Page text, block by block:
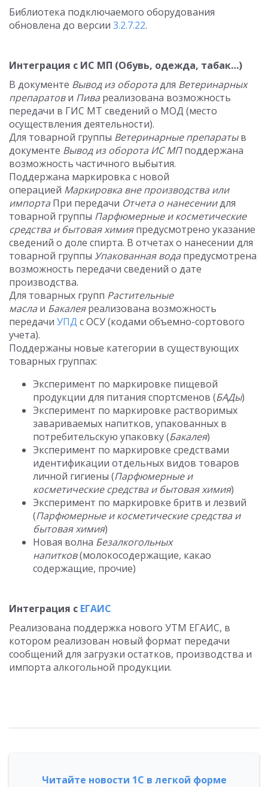
Библиотека подключаемого оборудования
обновлена до версии 3.2.7.22.
Интеграция с ИС МП (Обувь, одежда, табак…)
В документе Вывод из оборотадля Ветеринарных
препаратови Пива реализована возможность
передачи в ГИС МТ сведений о МОД (место
осуществления деятельности).
Для товарной группы Ветеринарные препаратыв
документе Вывод из оборота ИС МПподдержана
возможность частичного выбытия.
Поддержана маркировка с новой
операцией Маркировка вне производства или
импорта При передачи Отчета о нанесениидля
товарной группы Парфюмерные и косметические
средства и бытовая химияпредусмотрено указание
сведений о доле спирта. В отчетах о нанесении для
товарной группы Упакованная вода предусмотрена
возможность передачи сведений о дате
производства.
Для товарных групп Растительные
масла и Бакалеяреализована возможность
передачи УПД с ОСУ (кодами объемно-сортового
учета).
Поддержаны новые категории в существующих
товарных группах:
Эксперимент по маркировке пищевой
продукции для питания спортсменов (БАДы)
Эксперимент по маркировке растворимых
завариваемых напитков, упакованных в
потребительскую упаковку (Бакалея)
Эксперимент по маркировке средствами
идентификации отдельных видов товаров
личной гигиены (Парфюмерные и
косметические средства и бытовая химия)
Эксперимент по маркировке бритв и лезвий
(Парфюмерные и косметические средства и
бытовая химия)
Новая волна Безалкогольных
напитков(молокосодержащие, какао
содержащие, прочие)
Интеграция с ЕГАИС
Реализована поддержка нового УТМ ЕГАИС, в
котором реализован новый формат передачи
сообщений для загрузки остатков, производства и
импорта алкогольной продукции.
Читайте новости 1С в легкой форме